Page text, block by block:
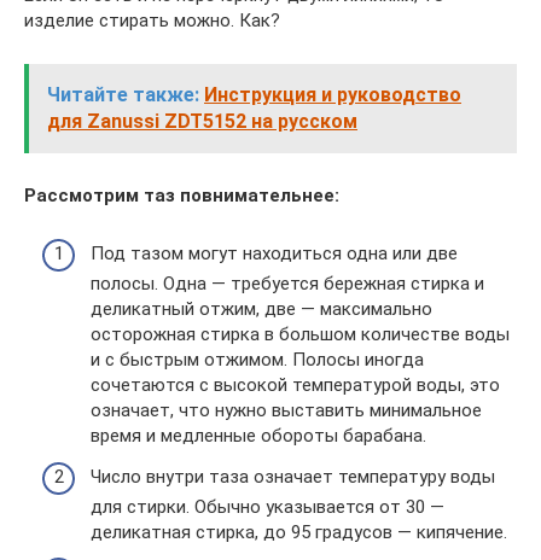
изделие стирать можно. Как?
Читайте также: Инструкция и руководство
для Zanussi ZDT5152 на русском
Рассмотрим таз повнимательнее:
Под тазом могут находиться одна или две
полосы. Одна — требуется бережная стирка и
деликатный отжим, две — максимально
осторожная стирка в большом количестве воды
и с быстрым отжимом. Полосы иногда
сочетаются с высокой температурой воды, это
означает, что нужно выставить минимальное
время и медленные обороты барабана.
Число внутри таза означает температуру воды
для стирки. Обычно указывается от 30 —
деликатная стирка, до 95 градусов — кипячение.